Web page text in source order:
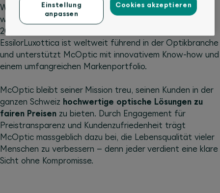
Wichtige Meilensteine in der Unternehmensgeschichte
waren die Übernahmen durch die VisilabGroup im Jahr
2019 und durch EssilorLuxottica im Jahr 2022.
EssilorLuxottica ist weltweit führend in der Optikbranche
und unterstützt McOptic mit innovativem Know-how und
einem umfangreichen Markenportfolio.
McOptic bleibt seiner Mission treu, seinen Kunden in der
ganzen Schweiz hochwertige optische Lösungen zu
fairen Preisen zu bieten. Durch Engagement für
Preistransparenz und Kundenzufriedenheit trägt
McOptic massgeblich dazu bei, die Lebensqualität vieler
Menschen zu verbessern – denn jeder verdient eine klare
Sicht ohne Kompromisse.
Einstellung
anpassen
Cookies akzeptieren